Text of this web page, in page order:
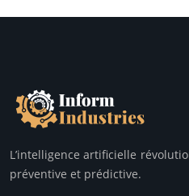
L’intelligence artificielle
préventive et prédictive.